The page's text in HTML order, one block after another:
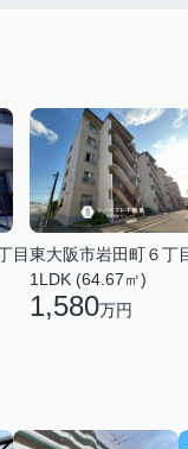
目東大阪市岩田町６丁
1LDK (64.67㎡)
1,580万円